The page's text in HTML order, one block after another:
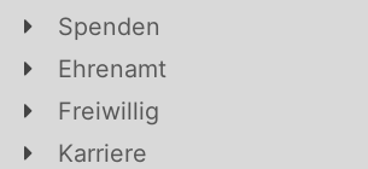
Spenden
Ehrenamt
Freiwillig
Karriere